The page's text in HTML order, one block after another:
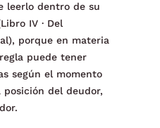
leerlo dentro de su
IV · Del
porque en materia
puede tener
según el momento
del deudor,